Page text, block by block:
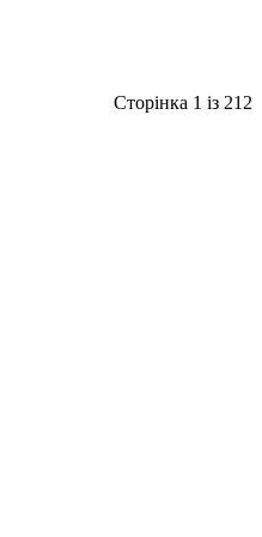
Сторінка 1 із 212